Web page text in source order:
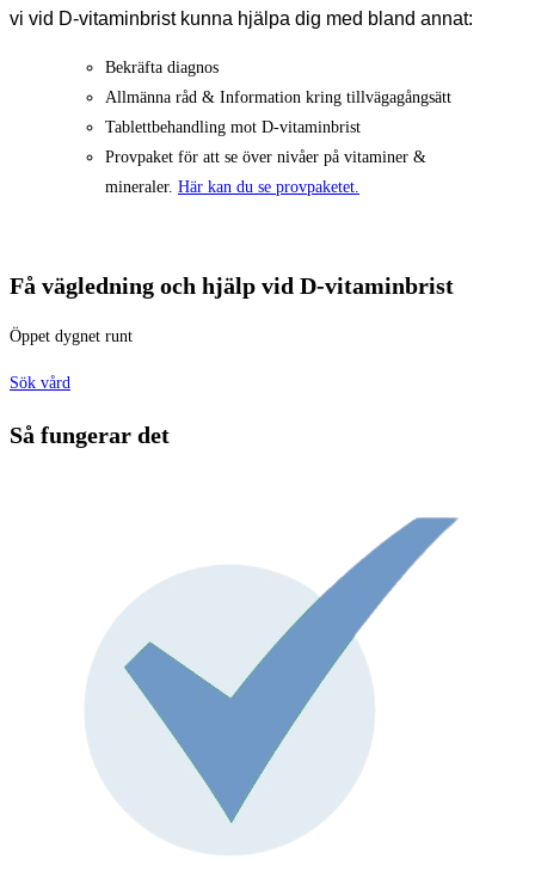
vi vid D-vitaminbrist kunna hjälpa dig med bland annat:
Bekräfta diagnos
Allmänna råd & Information kring tillvägagångsätt
Tablettbehandling mot D-vitaminbrist
Provpaket för att se över nivåer på vitaminer &
mineraler. Här kan du se provpaketet.
Få vägledning och hjälp vid D-vitaminbrist
Öppet dygnet runt
Sök vård
Så fungerar det